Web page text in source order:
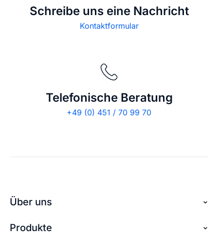
Schreibe uns eine Nachricht
Kontaktformular
Telefonische Beratung
+49 (0) 451 / 70 99 70
Über uns
Über checkdomain
Produkte